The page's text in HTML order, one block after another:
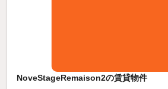
NoveStageRemaison2の賃貸物件